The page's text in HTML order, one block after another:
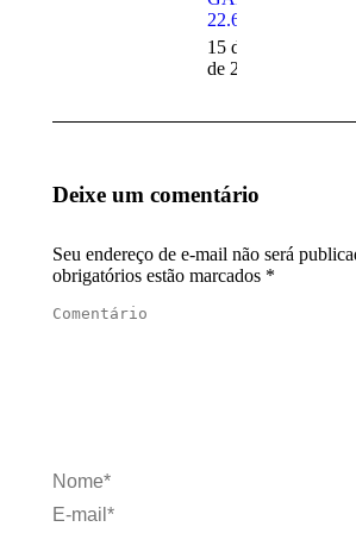
22.652
15 de maio
de 2025
Deixe um comentário
Seu endereço de e-mail não será
obrigatórios estão marcados *
Comentário
Nome *
E-mail *